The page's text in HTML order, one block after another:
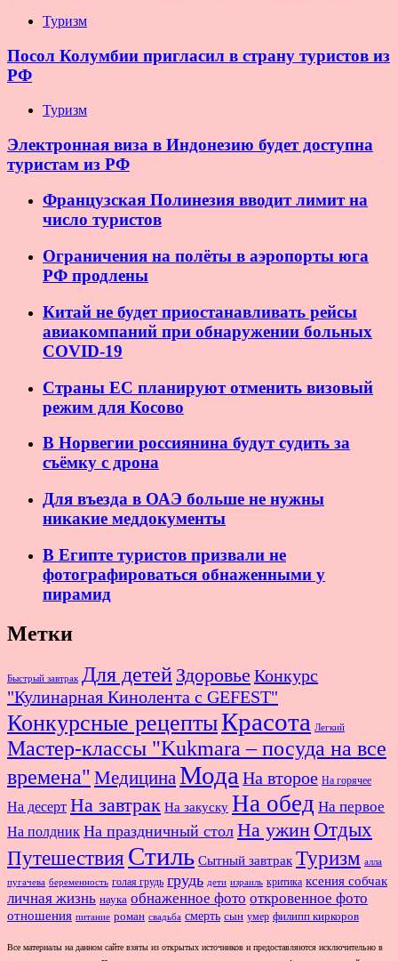
Туризм
Посол Колумбии пригласил в страну туристов из
РФ
Туризм
Электронная виза в Индонезию будет доступна
туристам из РФ
Французская Полинезия вводит лимит на
число туристов
Ограничения на полёты в аэропорты юга
РФ продлены
Китай не будет приостанавливать рейсы
авиакомпаний при обнаружении больных
COVID-19
Страны ЕС планируют отменить визовый
режим для Косово
В Норвегии россиянина будут судить за
съёмку с дрона
Для въезда в ОАЭ больше не нужны
никакие меддокументы
В Египте туристов призвали не
фотографироваться обнаженными у
пирамид
Метки
Быстрый завтрак Для детей Здоровье Конкурс
"Кулинарная Кинолента с GEFEST"
Конкурсные рецептыКрасота Легкий
Мастер-классы "Kukmara – посуда на все
времена" МедицинаМодаНа второе На горячее
На десерт На завтрак На закуску На обед На первое
На полдник На праздничный стол На ужин Отдых
Путешествия Стиль Сытный завтрак Туризм алла
пугачева беременность голая грудь грудь дети израиль критика ксения собчак
личная жизнь наука обнаженное фото откровенное фото
отношения питание роман свадьба смерть сын умер филипп киркоров
Все материалы на данном сайте взяты из открытых источников и предоставляются исключительно в